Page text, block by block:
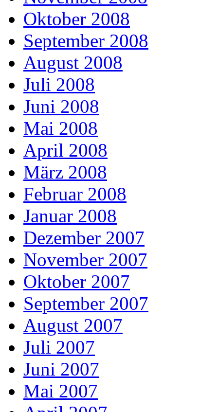
Oktober 2008
September 2008
August 2008
Juli 2008
Juni 2008
Mai 2008
April 2008
März 2008
Februar 2008
Januar 2008
Dezember 2007
November 2007
Oktober 2007
September 2007
August 2007
Juli 2007
Juni 2007
Mai 2007